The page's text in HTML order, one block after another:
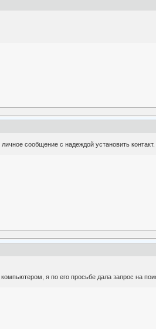
сообщение с надеждой установить контакт.
я по его просьбе дала запрос на